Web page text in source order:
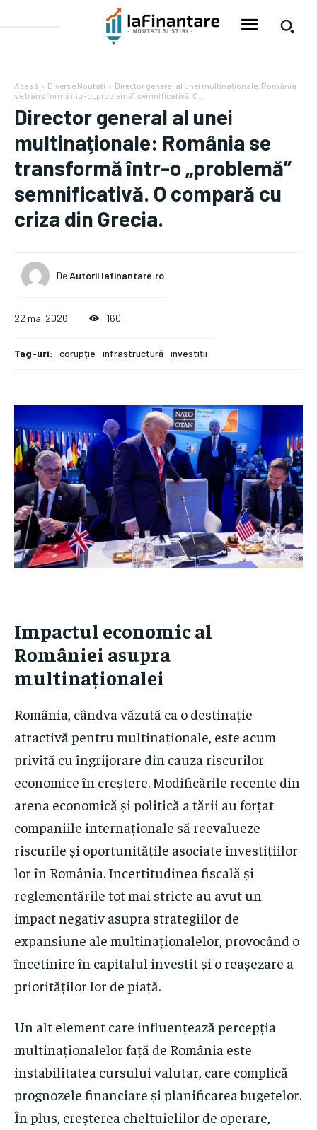
Acasă Diverse Noutati
Director general al unei multinaționale: România
se transformă într-o „problemă” semnificativă. O...
Director general al unei
multinaționale: România se
transformă într-o „problemă”
semnificativă. O compară cu
criza din Grecia.
DeAutorii Iafinantare.ro
22 mai 2026 160
Tag-uri: corupție infrastructură investiții
Impactul economic al
României asupra
multinaționalei
România, cândva văzută ca o destinație
atractivă pentru multinaționale, este acum
privită cu îngrijorare din cauza riscurilor
economice în creștere. Modificările recente din
arena economică și politică a țării au forțat
companiile internaționale să reevalueze
riscurile și oportunitățile asociate investițiilor
lor în România. Incertitudinea fiscală și
reglementările tot mai stricte au avut un
impact negativ asupra strategiilor de
expansiune ale multinaționalelor, provocând o
încetinire în capitalul investit și o reașezare a
priorităților lor de piață.
Un alt element care influențează percepția
multinaționalelor față de România este
instabilitatea cursului valutar, care complică
prognozele financiare și planificarea bugetelor.
În plus, creșterea cheltuielilor de operare,